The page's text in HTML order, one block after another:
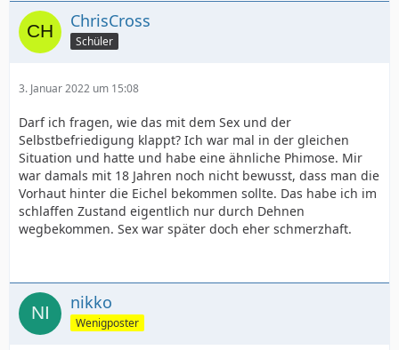
ChrisCross
Schüler
3. Januar 2022 um 15:08
Darf ich fragen, wie das mit dem Sex und der
Selbstbefriedigung klappt? Ich war mal in der gleichen
Situation und hatte und habe eine ähnliche Phimose. Mir
war damals mit 18 Jahren noch nicht bewusst, dass man die
Vorhaut hinter die Eichel bekommen sollte. Das habe ich im
schlaffen Zustand eigentlich nur durch Dehnen
wegbekommen. Sex war später doch eher schmerzhaft.
nikko
Wenigposter